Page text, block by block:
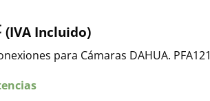
(IVA Incluido)
para Cámaras DAHUA. PFA121